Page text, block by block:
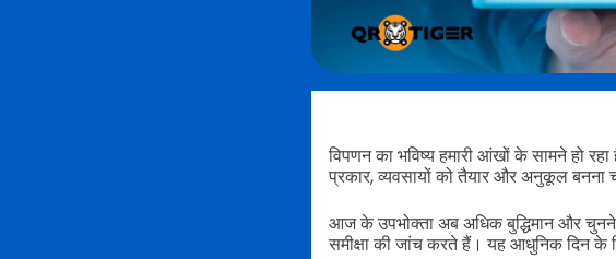
विपणन का भविष्य हमारी आंखों के सामने हो
प्रकार, व्यवसायों को तैयार और अनुकूल
आज के उपभोक्ता अब अधिक बुद्धिमान और
समीक्षा की जांच करते हैं। यह आधुनिक दिन के